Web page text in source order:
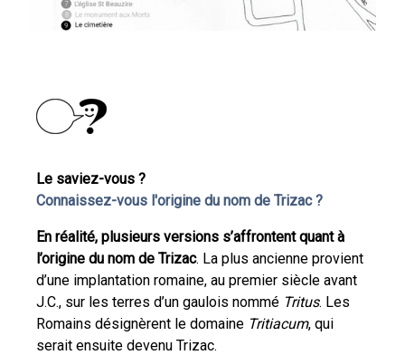
Le saviez-vous ?
Connaissez-vous l'origine du nom de Trizac ?
En réalité, plusieurs versions s’affrontent quant à
l’origine du nom de Trizac. La plus ancienne provient
d’une implantation romaine, au premier siècle avant
J.C., sur les terres d’un gaulois nommé Tritus. Les
Romains désignèrent le domaine Tritiacum, qui
serait ensuite devenu Trizac.